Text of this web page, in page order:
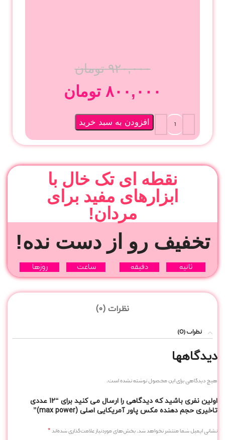
۹۲۰,۰۰۰ تومان
۸۰۰,۰۰۰ تومان
افزودن به سبد خرید
نقطه ای تک خال با
ابزارهای مفید برای
مردان!
تخفیف رو از دست نده!
روزها ساعت‌ دقیقه ثانیه
نظرات (0)
نظرات (0)
دیدگاهها
هیچ دیدگاهی برای این محصول نوشته نشده است.
اولین نفری باشید که دیدگاهی را ارسال می کنید برای “12 عددی
تاخیری حجم دهنده مکس پاور آمریکایی اصلی (max power)”
نشانی ایمیل شما منتشر نخواهد شد.بخش‌های موردنیاز علامت‌گذاری شده‌اند*